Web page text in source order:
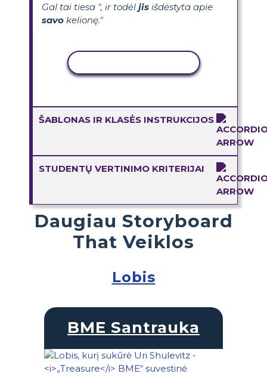
Gal tai tiesa ", ir todėl jis išdėstyta apie
savo kelionę."
ŠABLONAS IR KLASĖS INSTRUKCIJOS
STUDENTŲ VERTINIMO KRITERIJAI
Daugiau Storyboard
That Veiklos
Lobis
BME Santrauka